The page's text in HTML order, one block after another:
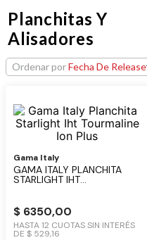
Planchitas Y
Alisadores
Ordenar porFecha De Release
Gama Italy
GAMA ITALY PLANCHITA
STARLIGHT IHT
$ 6350,00
HASTA12 CUOTAS SIN INTERÉS
DE $ 529,16